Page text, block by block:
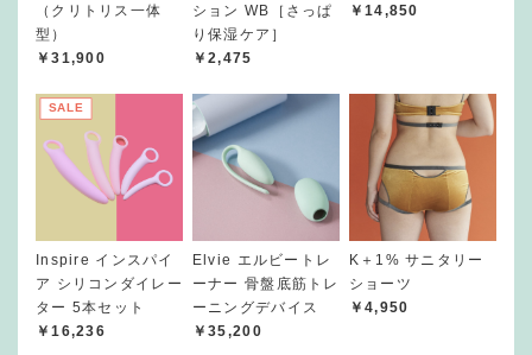
（クリトリス一体
型）
￥31,900
ション WB［さっぱ
り保湿ケア］
￥2,475
￥14,850
SALE
Inspire インスパイ
ア シリコンダイレー
ター 5本セット
￥16,236
Elvie エルビートレ
ーナー 骨盤底筋トレ
ーニングデバイス
￥35,200
K＋1% サニタリー
ショーツ
￥4,950